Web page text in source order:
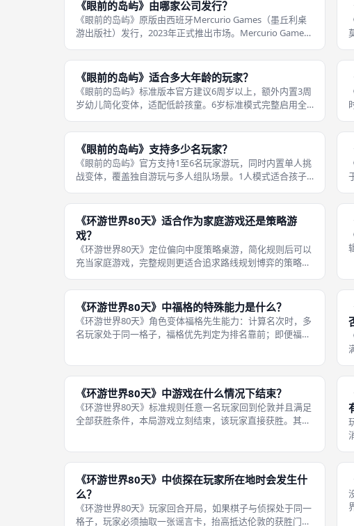
《眼前的岛屿》由哪家公司发行？
《眼前的岛屿》原版由西班牙Mercurio Games（墨丘利桌
游出版社）发行，2023年正式推出市场。Mercurio Games
游，擅长制作带有立体实体配件的互动桌游，重视教育属性
与游
《眼前的岛屿》适合多大年龄的玩家？
《眼前的岛屿》标准版本官方建议6周岁以上，额外内置3周
岁幼儿简化变体，适配低龄孩童。6岁标准模式完整启用全
移除海盗负面机制，减少需要记忆的图案元素，降低脑力负
担，专注锻炼观察力。 游戏没有
《眼前的岛屿》支持多少名玩家？
《眼前的岛屿》官方支持1至6名玩家游玩，同时内置单人挑
战变体，覆盖独自游玩与多人组队场景。1人模式适合孩子
都拥有充足发言机会，不容易出现旁观情况；5至6人满员对
局，讨论环节更容易嘈杂，内
《环游世界80天》适合作为家庭游戏还是策略游
戏？
《环游世界80天》定位偏向中度策略桌游，简化规则后可以
充当家庭游戏，完整规则更适合追求路线规划博弈的策略玩
要素丰富，策略选择空间充足，满足桌游爱好者的对抗需
求。 家庭亲子游玩时，可以关闭赌
《环游世界80天》中福格的特殊能力是什么？
《环游世界80天》角色变体福格先生能力：计算名次时，多
名玩家处于同一格子，福格优先判定为排名靠前；即便福格
能力，属于可选变体。 福格是进
《环游世界80天》中游戏在什么情况下结束？
《环游世界80天》标准规则任意一名玩家回到伦敦并且满足
全部获胜条件，本局游戏立刻结束，该玩家直接获胜。其余
马上收尾。标准对局不存在回合
《环游世界80天》中侦探在玩家所在地时会发生什
么？
《环游世界80天》玩家回合开局，如果棋子与侦探处于同一
格子，玩家必须抽取一张谣言卡，抬高抵达伦敦的获胜门